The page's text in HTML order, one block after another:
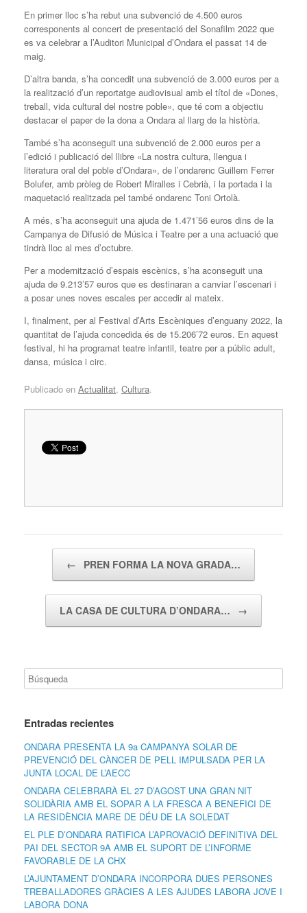
En primer lloc s’ha rebut una subvenció de 4.500 euros
corresponents al concert de presentació del Sonafilm 2022 que
es va celebrar a l’Auditori Municipal d’Ondara el passat 14 de
maig.
D’altra banda, s’ha concedit una subvenció de 3.000 euros per a
la realització d’un reportatge audiovisual amb el títol de «Dones,
treball, vida cultural del nostre poble», que té com a objectiu
destacar el paper de la dona a Ondara al llarg de la història.
També s’ha aconseguit una subvenció de 2.000 euros per a
l’edició i publicació del llibre «La nostra cultura, llengua i
literatura oral del poble d’Ondara», de l’ondarenc Guillem Ferrer
Bolufer, amb pròleg de Robert Miralles i Cebrià, i la portada i la
maquetació realitzada pel també ondarenc Toni Ortolà.
A més, s’ha aconseguit una ajuda de 1.471’56 euros dins de la
Campanya de Difusió de Música i Teatre per a una actuació que
tindrà lloc al mes d’octubre.
Per a modernització d’espais escènics, s’ha aconseguit una
ajuda de 9.213’57 euros que es destinaran a canviar l’escenari i
a posar unes noves escales per accedir al mateix.
I, finalment, per al Festival d’Arts Escèniques d’enguany 2022, la
quantitat de l’ajuda concedida és de 15.206’72 euros. En aquest
festival, hi ha programat teatre infantil, teatre per a públic adult,
dansa, música i circ.
Publicado en Actualitat, Cultura.
← PREN FORMA LA NOVA GRADA…
LA CASA DE CULTURA D’ONDARA… →
Entradas recientes
ONDARA PRESENTA LA 9a CAMPANYA SOLAR DE
PREVENCIÓ DEL CÀNCER DE PELL IMPULSADA PER LA
JUNTA LOCAL DE L’AECC
ONDARA CELEBRARÀ EL 27 D’AGOST UNA GRAN NIT
SOLIDÀRIA AMB EL SOPAR A LA FRESCA A BENEFICI DE
LA RESIDÈNCIA MARE DE DÉU DE LA SOLEDAT
EL PLE D’ONDARA RATIFICA L’APROVACIÓ DEFINITIVA DEL
PAI DEL SECTOR 9A AMB EL SUPORT DE L’INFORME
FAVORABLE DE LA CHX
L’AJUNTAMENT D’ONDARA INCORPORA DUES PERSONES
TREBALLADORES GRÀCIES A LES AJUDES LABORA JOVE I
LABORA DONA